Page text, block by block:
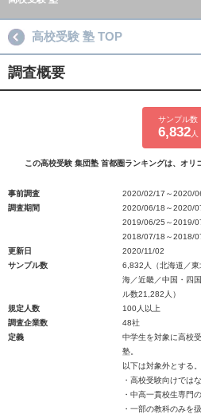
高校受験 塾 TOP
調査概要
サンプル数
6,832人
この高校受験 集団塾 首都圏ランキングは、オリ
事前調査
2020/02/17～2020/
調査期間
2020/06/18～2020/
2019/06/25～2019/
2018/07/18～2018/
更新日
2020/11/02
サンプル数
6,832人（北海道／
海／近畿／中国・四
ル数21,282人）
規定人数
100人以上
調査企業数
48社
定義
中学生を対象に高校
塾。
以下は対象外とする。
・高校受験向けでは
・中高一貫校生専門
・一部の教科のみを